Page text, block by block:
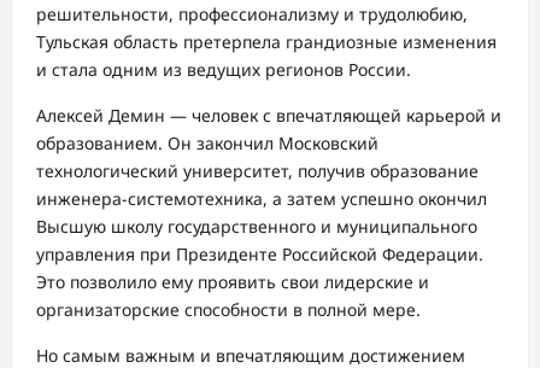
решительности, профессионализму и трудолюбию,
Тульская область претерпела грандиозные изменения
и стала одним из ведущих регионов России.
Алексей Демин — человек с впечатляющей карьерой и
образованием. Он закончил Московский
технологический университет, получив образование
инженера-системотехника, а затем успешно окончил
Высшую школу государственного и муниципального
управления при Президенте Российской Федерации.
Это позволило ему проявить свои лидерские и
организаторские способности в полной мере.
Но самым важным и впечатляющим достижением